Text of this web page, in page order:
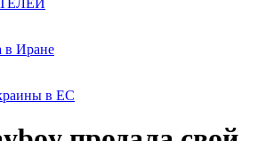
в Иране
в ЕС